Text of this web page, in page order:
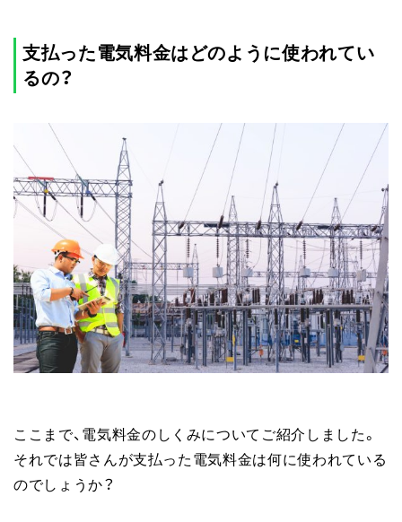
支払った電気料金はどのように使われてい
るの？
ここまで、電気料金のしくみについてご紹介しました。
それでは皆さんが支払った電気料金は何に使われている
のでしょうか？